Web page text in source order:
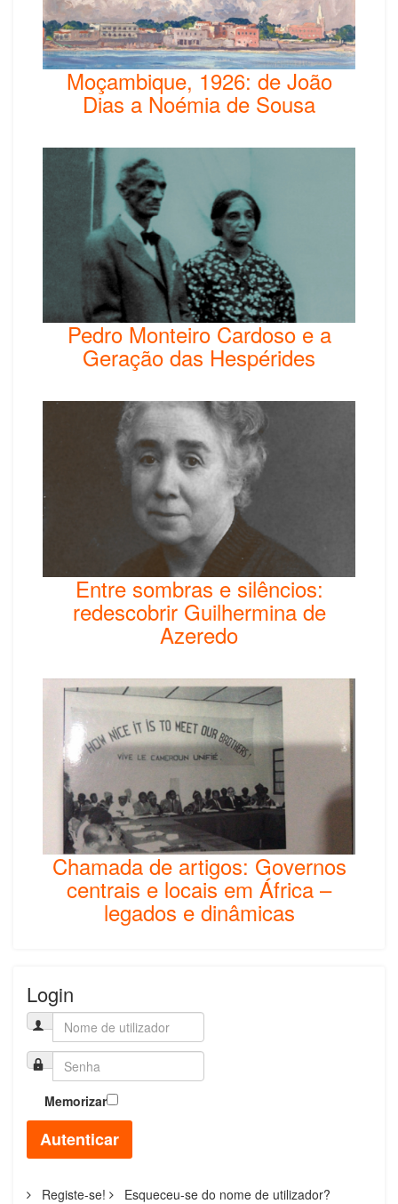
Moçambique, 1926: de João
Dias a Noémia de Sousa
Pedro Monteiro Cardoso e a
Geração das Hespérides
Entre sombras e silêncios:
redescobrir Guilhermina de
Azeredo
Chamada de artigos: Governos
centrais e locais em África –
legados e dinâmicas
Login
Memorizar
Autenticar
Registe-se! Esqueceu-se do nome de utilizador?